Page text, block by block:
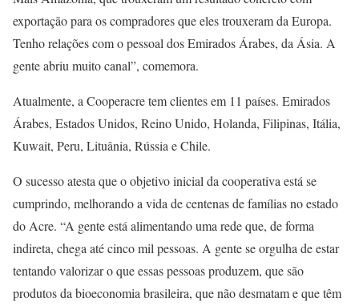
exportação para os compradores que eles trouxeram da Europa.
Tenho relações com o pessoal dos Emirados Árabes, da Ásia. A
gente abriu muito canal”, comemora.
Atualmente, a Cooperacre tem clientes em 11 países. Emirados
Árabes, Estados Unidos, Reino Unido, Holanda, Filipinas, Itália,
Kuwait, Peru, Lituânia, Rússia e Chile.
O sucesso atesta que o objetivo inicial da cooperativa está se
cumprindo, melhorando a vida de centenas de famílias no estado
do Acre. “A gente está alimentando uma rede que, de forma
indireta, chega até cinco mil pessoas. A gente se orgulha de estar
tentando valorizar o que essas pessoas produzem, que são
produtos da bioeconomia brasileira, que não desmatam e que têm